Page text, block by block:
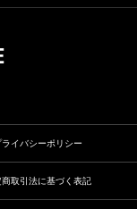
ライバシーポリシー
商取引法に基づく表記